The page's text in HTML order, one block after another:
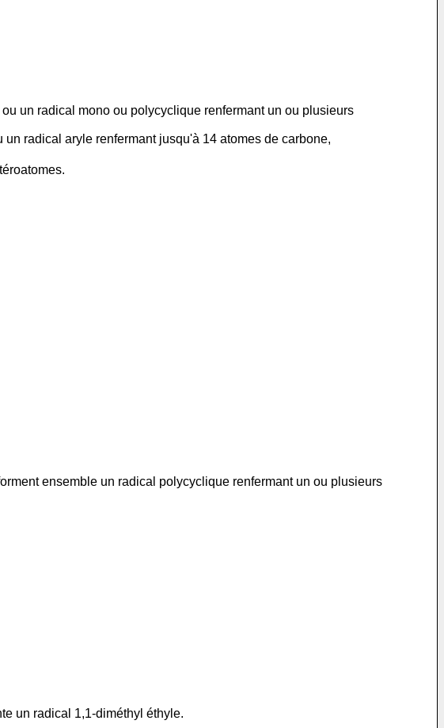
un radical mono ou polycyclique renfermant un ou plusieurs
radical aryle renfermant jusqu'à 14 atomes de carbone,
ensemble un radical polycyclique renfermant un ou plusieurs
un radical 1,1-diméthyl éthyle.